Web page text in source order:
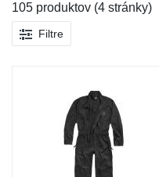
105 produktov (4 stránky)
Filtre